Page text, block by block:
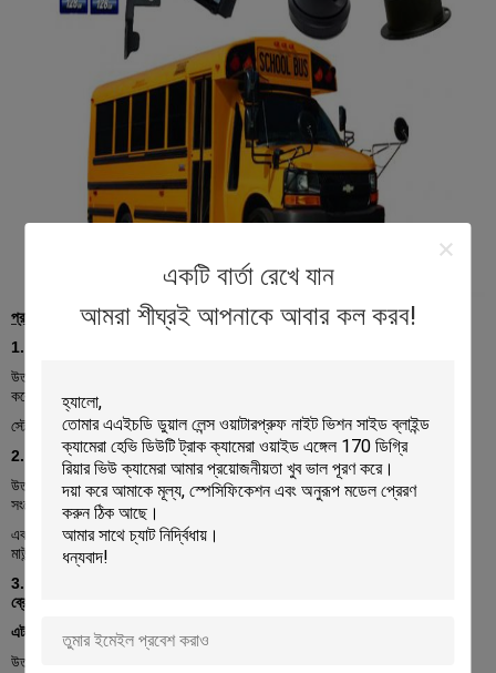
একটি বার্তা রেখে যান
আমরা শীঘ্রই আপনাকে আবার কল করব!
প্রায়শই জিজ্ঞাসিত প্রশ্নাবলী
1.
উত্তরঃ হ্যাঁ, এইচডিডি সংস্করণ এমডিভিআর এসএসডি, এইচডিডি এবং এসডি কার্ড সমর্থন
করে।
এসডি কার্ড সংস্করণ MDVR সর্বাধিক 2 এসডি কার্ড সমর্থন করে।
স্টোরেজ ক্ষমতা 32 গিগাবাইট থেকে 2TB হতে পারে।
2.
প্রশ্নঃ গাড়ির মধ্যে এমডিভিআর ইনস্টল করা কি কঠিন?
উত্তর: প্রকৃতপক্ষে এটি গাড়ির মধ্যে ইনস্টল করা সহজ। সর্বাধিক ড্রাইভার ক্ষমতা তারের
সংযোগ কিভাবে খুঁজে বের করতে পারেন।
এবং ক্যামেরা ইনস্টলেশন আরও সহজ। শুধু স্ক্রু, সংযোগ এবং গাড়ির ভিতরে লক্ষ্য জায়গায়
মাউন্ট।
3.
ব্রেক ভিডিও, বাম পালা ভিডিও, ডান পালা ভিডিও, ইত্যাদি,
এটা কি সহজলভ্য?
উত্তরঃ অবশ্যই হ্যাঁ!